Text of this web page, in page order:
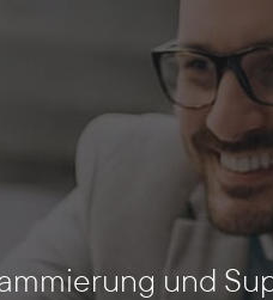
und